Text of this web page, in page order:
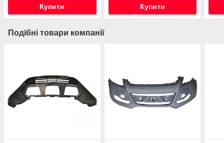
Купити Купити
Подібні товари компанії